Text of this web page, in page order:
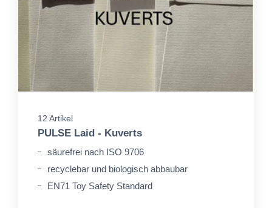
12 Artikel
PULSE Laid - Kuverts
säurefrei nach ISO 9706
recyclebar und biologisch abbaubar
EN71 Toy Safety Standard